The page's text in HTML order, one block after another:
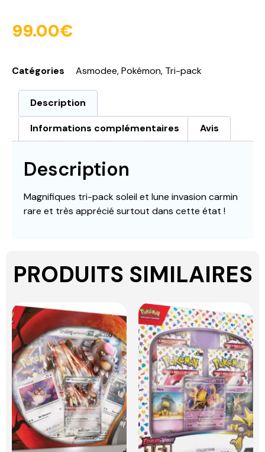
99.00€
Catégories Asmodee,Pokémon, Tri-pack
Description
Informations complémentaires Avis
Description
Magnifiques tri-pack soleil et lune invasion carmin
rare et très apprécié surtout dans cette état !
PRODUITS SIMILAIRES